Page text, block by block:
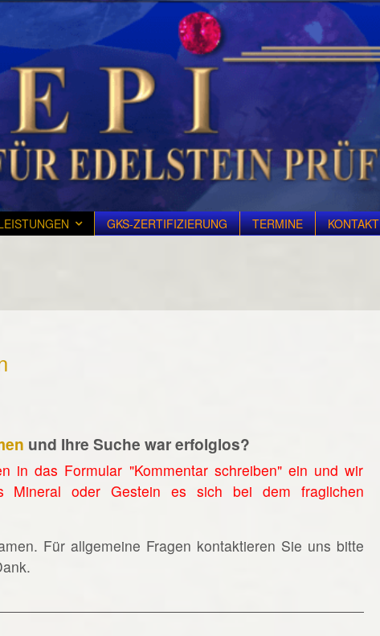
GKS-ZERTIFIZIERUNG TERMINE KONTAKT
und Ihre Suche war erfolglos?
in das Formular "Kommentar schreiben" ein und wir
Mineral oder Gestein es sich bei dem fraglichen
Für allgemeine Fragen kontaktieren Sie uns bitte